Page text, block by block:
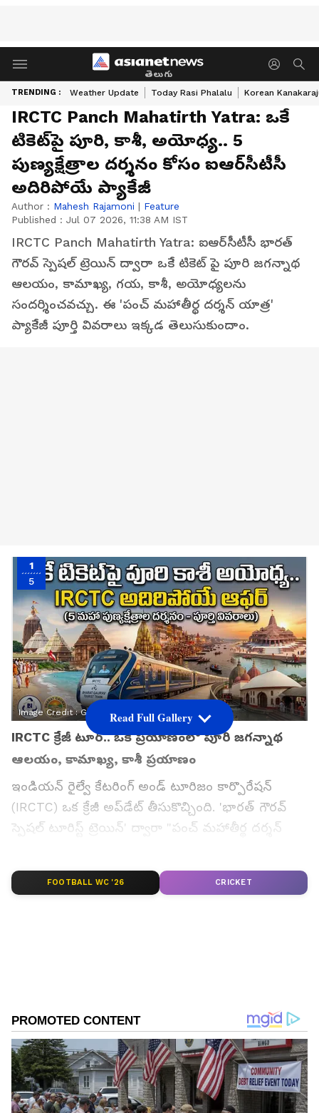
తెలుగు
TRENDING : Weather Update Today Rasi Phalalu Korean
IRCTC Panch Mahatirth Yatra: ఒకే
టికెట్‌పై పూరి, కాశీ, అయోధ్య.. 5
పుణ్యక్షేత్రాల దర్శనం కోసం ఐఆర్‌సీటీసీ
అదిరిపోయే ప్యాకేజీ
Author : Mahesh Rajamoni | Feature
Published : Jul 07 2026, 11:38 AM IST
IRCTC Panch Mahatirth Yatra: ఐఆర్‌సీటీసీ భారత్
గౌరవ్ స్పెషల్ ట్రెయిన్ ద్వారా ఒకే టికెట్ పై పూరి జగన్నాథ
ఆలయం, కామాఖ్య, గయ, కాశీ, అయోధ్యలను
సందర్శించవచ్చు. ఈ 'పంచ్ మహాతీర్థ దర్శన్ యాత్ర'
ప్యాకేజీ పూర్తి వివరాలు ఇక్కడ తెలుసుకుందాం.
1
5
Image Credit :Gemini
IRCTC క్రేజీ టూర్.. ఒకే ప్రయాణంలో పూరి జగన్నాథ
ఆలయం, కామాఖ్య, కాశీ ప్రయాణం
ఇండియన్ రైల్వే కేటరింగ్ అండ్ టూరిజం కార్పొరేషన్
(IRCTC) ఒక క్రేజీ అప్‌డేట్ తీసుకొచ్చింది. 'భారత్ గౌరవ్
స్పెషల్ టూరిస్ట్ ట్రెయిన్' ద్వారా "పంచ్ మహాతీర్థ దర్శన్
ప్రకటించింది. ఈ ప్యాకేజీలో భాగంగా పూరి జగన్నాథ
ఆలయం, కామాఖ్య టెంపుల్, గయ, వారణాసి కాశీ విశ్వేశ్వర
Read Full Gallery
FOOTBALL WC '26 CRICKET